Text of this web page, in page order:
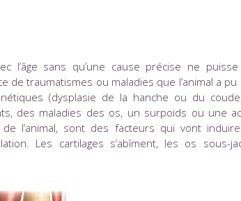
l’âge sans qu’une cause précise ne
traumatismes ou maladies que l’animal a pu
(dysplasie de la hanche ou du
des maladies des os, un surpoids ou une
l’animal, sont des facteurs qui vont
Les cartilages s’abîment, les os sous-